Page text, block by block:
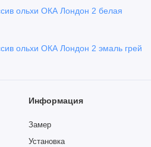
Информация
Замер
Установка